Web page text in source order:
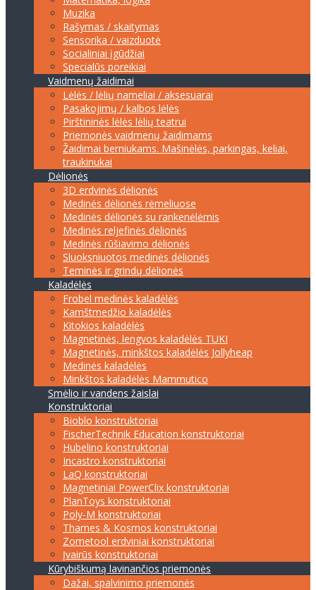
Muzika
Rašymas / skaitymas
Sensorika / vaizduotė
Socialiniai įgūdžiai
Specialūs poreikiai
Vaidmenų žaidimai
Lėlės / lėlių nameliai / aksesuarai
Pasakojimų / kalbos lėlės
Pirštininės lėlės lėlių teatrui
Priemonės vaidmenų žaidimams
Žaidimai berniukams. Mašinėlės, parkingas, keliai,
traukinukai
Dėlionės
3D erdvinės dėlionės
Medinės dėlionės rėmeliuose
Medinės dėlionės su rankenėlėmis
Medinės reljefinės dėlionės
Medinės rūšiavimo dėlionės
Sluoksniuotos medinės dėlionės
Teminės ir grindų dėlionės
Kaladėlės
Frobel medinės kaladėlės
Kamštmedžio kaladėlės
Kitokios kaladėlės
Magnetinės, lengvos kaladėlės TUKI
Magnetinės, minkštos kaladėlės Jollyheap
Medinės kaladėlės
Minkštos kaladėlės Mammutico
Smėlio ir vandens žaislai
Konstruktoriai
Bioblo konstruktoriai
FischerTechnik Education konstruktoriai
Hubelino konstruktoriai
Incastro konstruktoriai
LaQ konstruktoriai
Magnetiniai PowerClix konstruktoriai
PlanToys konstruktoriai
Poly-M konstruktoriai
Thames & Kosmos konstruktoriai
Zometool erdviniai konstruktoriai
Įvairūs konstruktoriai
Kūrybiškumą lavinančios priemonės
Dažai, spalvinimo priemonės